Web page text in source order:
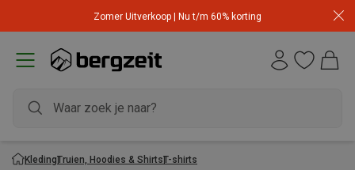
Zomer Uitverkoop | Nu t/m 60% korting
KledingTruien, Hoodies & ShirtsT-shirts